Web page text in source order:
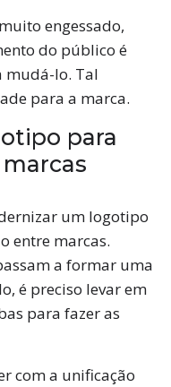
engessado,
do público é
lo. Tal
para a marca.
para
um logotipo
entre marcas.
a formar uma
é preciso levar em
para fazer as
com a unificação